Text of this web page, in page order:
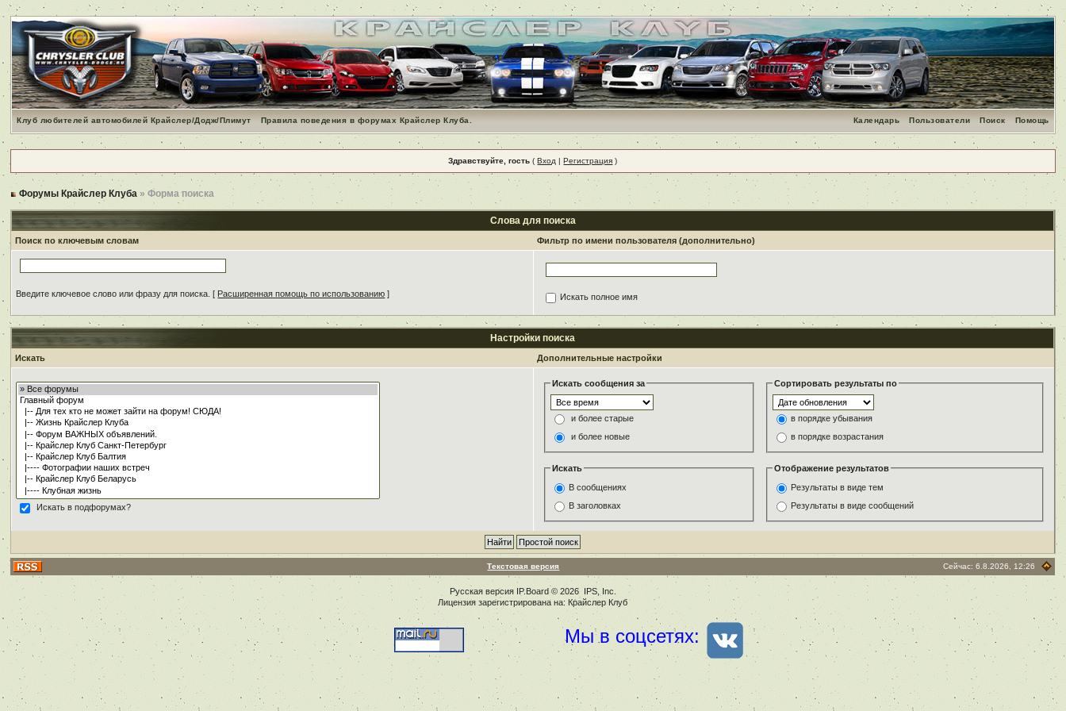
Клуб любителей автомобилей Крайслер/Додж/Плимут Правила поведения в форумах Крайслер Клуба. Помощь
Поиск
Пользователи
Календарь
Здравствуйте, гость (Вход |Регистрация )
Форумы Крайслер Клуба » Форма поиска
Слова для поиска
Поиск по ключевым словам Фильтр по имени пользователя (дополнительно)
Введите ключевое слово или фразу для поиска. [ Расширенная помощь по использованию ] Искать полное имя
Настройки поиска
Искать Дополнительные настройки
Искать в подфорумах?
Искать сообщения за
и более старые
и более новые
Сортировать результаты по
в порядке убывания
в порядке возрастания
Искать
В сообщениях
В заголовках
Отображение результатов
Результаты в виде тем
Результаты в виде сообщений
Текстовая версия Сейчас: 6.8.2026, 12:26
Русская версия IP.Board© 2026 IPS, Inc
Лицензия зарегистрирована на: Крайслер Клуб
Мы в соцсетях: